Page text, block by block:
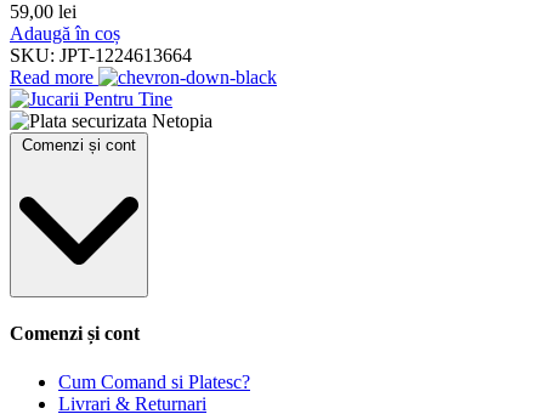
59,00 lei
Adaugă în coș
SKU: JPT-1224613664
Read more
Comenzi și cont
Comenzi și cont
Cum Comand si Platesc?
Livrari & Returnari